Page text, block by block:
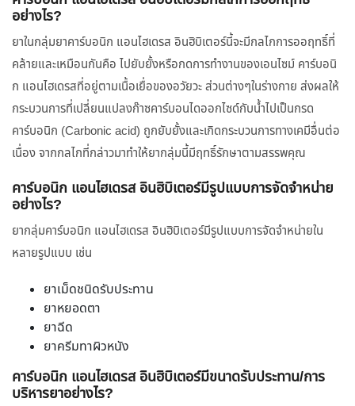
อย่างไร?
ยาในกลุ่มยาคาร์บอนิก แอนไฮเดรส อินฮิบิเตอร์นี้จะมีกลไกการออฤทธิ์ที่
คล้ายและเหมือนกันคือ ไปยับยั้งหรือกดการทำงานของเอนไซม์ คาร์บอนิ
ก แอนไฮเดรสที่อยู่ตามเนื้อเยื่อของอวัยวะ ส่วนต่างๆในร่างกาย ส่งผลให้
กระบวนการที่เปลี่ยนแปลงก๊าซคาร์บอนไดออกไซด์กับน้ำไปเป็นกรด
คาร์บอนิก (Carbonic acid) ถูกยับยั้งและเกิดกระบวนการทางเคมีอื่นต่อ
เนื่อง จากกลไกที่กล่าวมาทำให้ยากลุ่มนี้มีฤทธิ์รักษาตามสรรพคุณ
คาร์บอนิก แอนไฮเดรส อินฮิบิเตอร์มีรูปแบบการจัดจำหน่าย
อย่างไร?
ยากลุ่มคาร์บอนิก แอนไฮเดรส อินฮิบิเตอร์มีรูปแบบการจัดจำหน่ายใน
หลายรูปแบบ เช่น
ยาเม็ดชนิดรับประทาน
ยาหยอดตา
ยาฉีด
ยาครีมทาผิวหนัง
คาร์บอนิก แอนไฮเดรส อินฮิบิเตอร์มีขนาดรับประทาน/การ
บริหารยาอย่างไร?